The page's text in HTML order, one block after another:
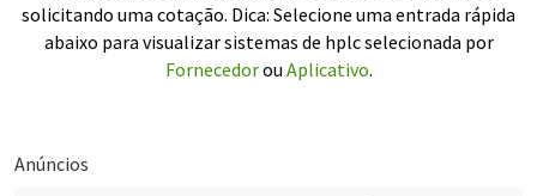
solicitando uma cotação. Dica: Selecione uma entrada rápida
abaixo para visualizar sistemas de hplc selecionada por
Fornecedorou Aplicativo.
Anúncios